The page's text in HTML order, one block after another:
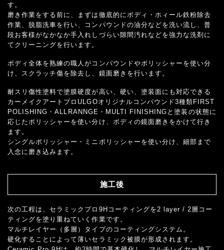
す。
磨き作業をする前に、まずは徹底的にボディ・ホィール鉄粉除去
作業、脱脂洗車を行い、コンパウンドの油分などを洗い流し、普
段お客様がなかなか手入れしづらい隙間汚れなどを強力な洗剤に
てクリーニングを行います。
ボディ全体を熟練の職人がコンパウンドやポリッシャーを使い分
け、スクラッチ傷を除去し、鏡面磨きを行います。
耐スリ傷性塗料で塗膜硬度が高い、硬い、塗装面にも対応できる
カーメイクアートプロULGOオリジナルコンパウンド3種類FIRST
POLISHING・ALLRANNGE・MULTI FINISHINGと塗装の状態に
応じたポリッシャーを使い分け、ボディの鏡面磨きをかけて行き
ます。
シングルポリッシャー・ミニポリッシャーを使い分け、細部まで
入念に磨き込みます。
施工後
次の工程は、セラミックプロ9Hコーティングを2 layer / 2層コー
ティングを塗り重ねていく作業です。
マルチレイヤー（多層）タイプのコーティングシステム。
硬化することによって薄いセラミック被膜が形成されます。